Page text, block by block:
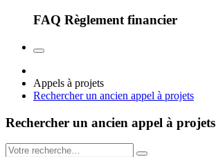
FAQ Règlement financier
Appels à projets
Rechercher un ancien appel à projets
Rechercher un ancien appel à projets